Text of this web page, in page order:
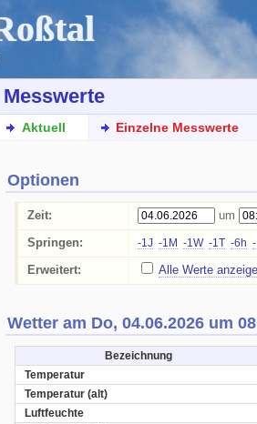
Messwerte
Aktuell Einzelne Messwerte
Optionen
Zeit:
um
Springen:
-1J -1M -1W -1T -6h
Erweitert: Alle Werte
Wetter am Do, 04.06.2026 um
Bezeichnung
Temperatur
Temperatur (alt)
Luftfeuchte